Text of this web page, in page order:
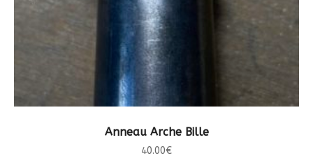
CHOIX DES OPTIONS
Anneau Arche Bille
40.00€